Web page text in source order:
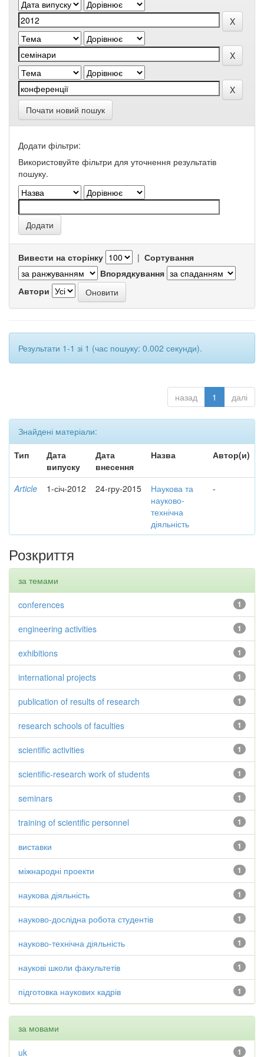
Почати новий пошук
Додати фільтри:
Використовуйте фільтри для уточнення результатів
пошуку.
Вивести на сторінку | Сортування
Впорядкування
Автори
Результати 1-1 зі 1 (час пошуку: 0.002 секунди).
назад 1 далі
Знайдені матеріали:
Тип
Дата
випуску
Дата
внесення
Назва Автор(и)
Article 1-січ-2012 24-гру-2015
Наукова та
науково-
технічна
діяльність
-
Розкриття
за темами
1
conferences
1
engineering activities
1
exhibitions
1
international projects
1
publication of results of research
1
research schools of faculties
1
scientific activities
1
scientific-research work of students
1
seminars
1
training of scientific personnel
1
виставки
1
міжнародні проекти
1
наукова діяльність
1
науково-дослідна робота студентів
1
науково-технічна діяльність
1
наукові школи факультетів
1
підготовка наукових кадрів
за мовами
1
uk